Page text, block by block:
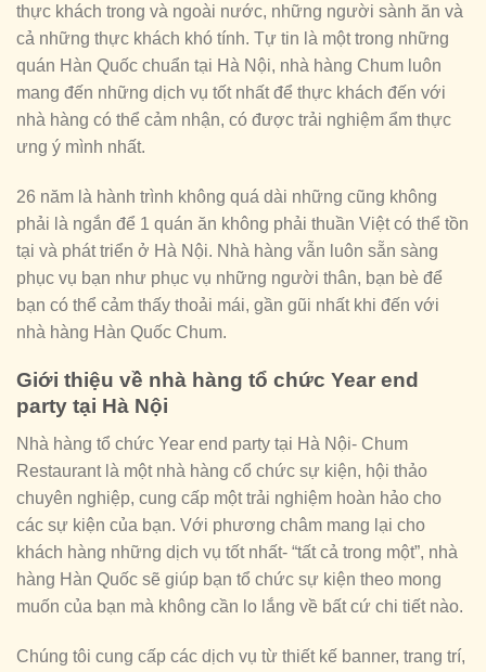
thực khách trong và ngoài nước, những người sành ăn và
cả những thực khách khó tính. Tự tin là một trong những
quán Hàn Quốc chuẩn tại Hà Nội, nhà hàng Chum luôn
mang đến những dịch vụ tốt nhất để thực khách đến với
nhà hàng có thể cảm nhận, có được trải nghiệm ẩm thực
ưng ý mình nhất.
26 năm là hành trình không quá dài những cũng không
phải là ngắn để 1 quán ăn không phải thuần Việt có thể tồn
tại và phát triển ở Hà Nội. Nhà hàng vẫn luôn sẵn sàng
phục vụ bạn như phục vụ những người thân, bạn bè để
bạn có thể cảm thấy thoải mái, gần gũi nhất khi đến với
nhà hàng Hàn Quốc Chum.
Giới thiệu về nhà hàng tổ chức Year end
party tại Hà Nội
Nhà hàng tổ chức Year end party tại Hà Nội- Chum
Restaurant là một nhà hàng cổ chức sự kiện, hội thảo
chuyên nghiệp, cung cấp một trải nghiệm hoàn hảo cho
các sự kiện của bạn. Với phương châm mang lại cho
khách hàng những dịch vụ tốt nhất- “tất cả trong một”, nhà
hàng Hàn Quốc sẽ giúp bạn tổ chức sự kiện theo mong
muốn của bạn mà không cần lo lắng về bất cứ chi tiết nào.
Chúng tôi cung cấp các dịch vụ từ thiết kế banner, trang trí,